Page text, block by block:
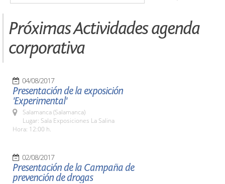
Próximas Actividades agenda
corporativa
04/08/2017
Presentación de la exposición
'Experimental'
Salamanca (Salamanca)
Lugar: Sala Exposiciones La Salina
Hora: 12:00 h.
02/08/2017
Presentación de la Campaña de
prevención de drogas